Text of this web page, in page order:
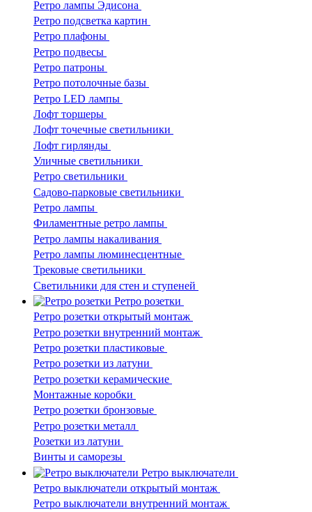
Ретро лампы Эдисона
Ретро подсветка картин
Ретро плафоны
Ретро подвесы
Ретро патроны
Ретро потолочные базы
Ретро LED лампы
Лофт торшеры
Лофт точечные светильники
Лофт гирлянды
Уличные светильники
Ретро светильники
Садово-парковые светильники
Ретро лампы
Филаментные ретро лампы
Ретро лампы накаливания
Ретро лампы люминесцентные
Трековые светильники
Светильники для стен и ступеней
Ретро розетки
Ретро розетки открытый монтаж
Ретро розетки внутренний монтаж
Ретро розетки пластиковые
Ретро розетки из латуни
Ретро розетки керамические
Монтажные коробки
Ретро розетки бронзовые
Ретро розетки металл
Розетки из латуни
Винты и саморезы
Ретро выключатели
Ретро выключатели открытый монтаж
Ретро выключатели внутренний монтаж